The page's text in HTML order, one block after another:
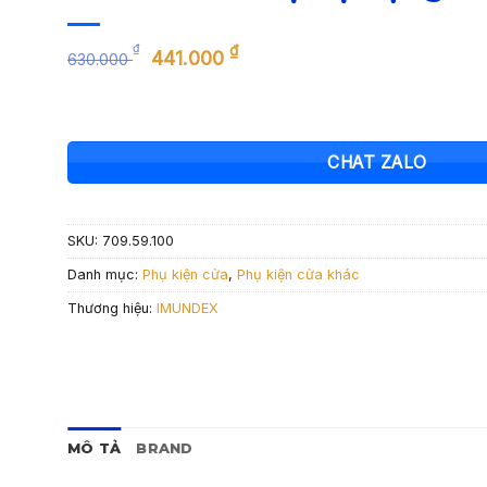
630.000
₫
Giá
630.000 ₫.
441.000₫Giá
là:
441.000 ₫.CHAT ZALO
SKU: 709.59.100
Danh mục: Phụ kiện cửa, Phụ kiện cửa khác
Thương hiệu: IMUNDEX
MÔ TẢ BRAND